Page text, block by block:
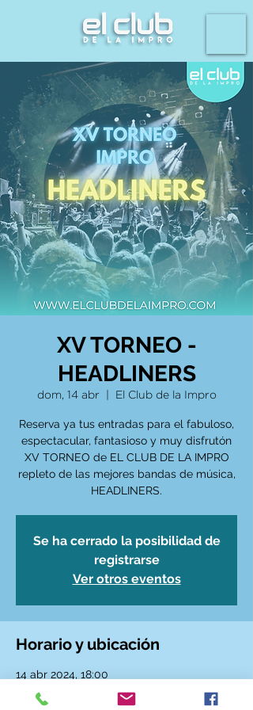
XV TORNEO -
HEADLINERS
dom, 14 abr El Club de la Impro
Reserva ya tus entradas para el fabuloso,
espectacular, fantasioso y muy disfrutón
XV TORNEO de EL CLUB DE LA IMPRO
repleto de las mejores bandas de música,
HEADLINERS.
Se ha cerrado la posibilidad de
registrarse
Ver otros eventos
Horario y ubicación
14 abr 2024, 18:00
El Club de la Impro, Calle de Santa Ana, 6,
28005 Madrid, España